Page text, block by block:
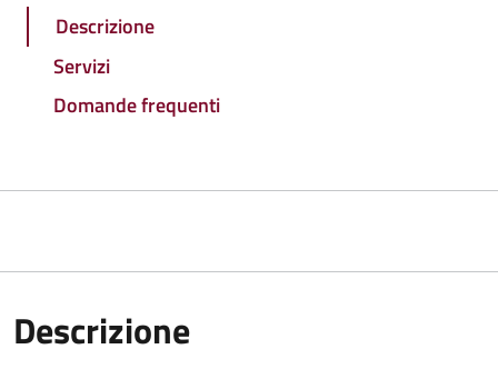
Descrizione
Servizi
Domande frequenti
Descrizione